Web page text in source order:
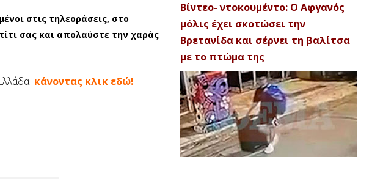
στις τηλεοράσεις, στο
σας και απολαύστε την χαράς
κάνοντας κλικ εδώ!
Βίντεο- ντοκουμέντο: Ο Αφγανός
μόλις έχει σκοτώσει την
Βρετανίδα και σέρνει τη βαλίτσα
με το πτώμα της